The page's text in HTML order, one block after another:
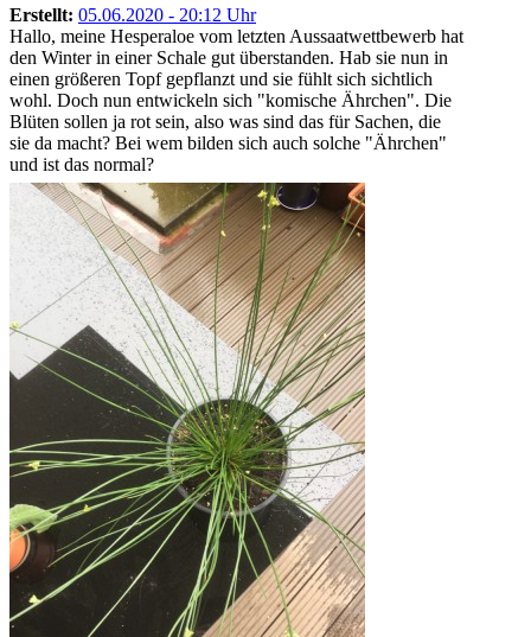
Erstellt: 05.06.2020 - 20:12 Uhr
Hallo, meine Hesperaloe vom letzten Aussaatwettbewerb hat
den Winter in einer Schale gut überstanden. Hab sie nun in
einen größeren Topf gepflanzt und sie fühlt sich sichtlich
wohl. Doch nun entwickeln sich "komische Ährchen". Die
Blüten sollen ja rot sein, also was sind das für Sachen, die
sie da macht? Bei wem bilden sich auch solche "Ährchen"
und ist das normal?